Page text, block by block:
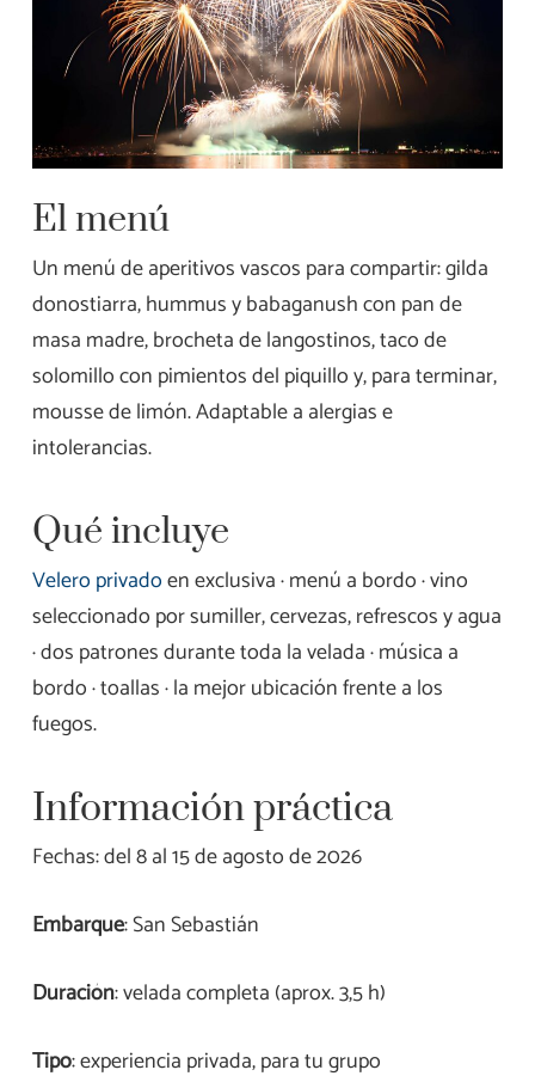
El menú
Un menú de aperitivos vascos para compartir: gilda
donostiarra, hummus y babaganush con pan de
masa madre, brocheta de langostinos, taco de
solomillo con pimientos del piquillo y, para terminar,
mousse de limón. Adaptable a alergias e
intolerancias.
Qué incluye
Velero privadoen exclusiva · menú a bordo · vino
seleccionado por sumiller, cervezas, refrescos y agua
· dos patrones durante toda la velada · música a
bordo · toallas · la mejor ubicación frente a los
fuegos.
Información práctica
Fechas: del 8 al 15 de agosto de 2026
Embarque: San Sebastián
Duración: velada completa (aprox. 3,5 h)
Tipo: experiencia privada, para tu grupo